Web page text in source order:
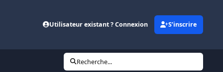
Utilisateur existant ? Connexion S’inscrire
Recherche...